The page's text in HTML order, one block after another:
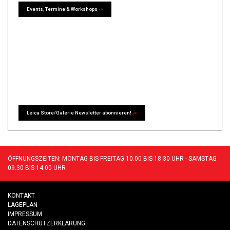
Events, Termine & Workshops ->
Leica Store/Galerie Newsletter abonnieren! ->
ÖFFNUNGSZEITEN: MONTAG BIS FREITAG 10.00 BIS 18.30 UHR - SAMSTAG
09.30 BIS 14.00 UHR
KONTAKT
LAGEPLAN
IMPRESSUM
DATENSCHUTZERKLÄRUNG